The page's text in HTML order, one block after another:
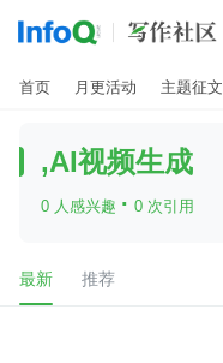
首页 月更活动 主题征文
,AI视频生成
0 人感兴趣 · 0 次引用
最新 推荐